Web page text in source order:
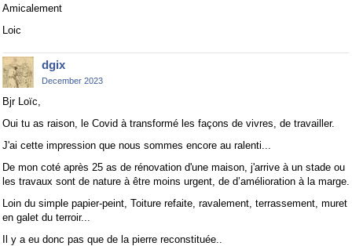
Amicalement
Loic
dgix
December 2023
Bjr Loïc,
Oui tu as raison, le Covid à transformé les façons de vivres, de travailler.
J'ai cette impression que nous sommes encore au ralenti...
De mon coté après 25 as de rénovation d'une maison, j'arrive à un stade ou
les travaux sont de nature à être moins urgent, de d’amélioration à la marge.
Loin du simple papier-peint, Toiture refaite, ravalement, terrassement, muret
en galet du terroir...
Il y a eu donc pas que de la pierre reconstituée..